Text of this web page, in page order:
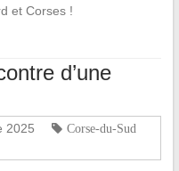
et Corses !
d’une
2025
Corse-du-Sud